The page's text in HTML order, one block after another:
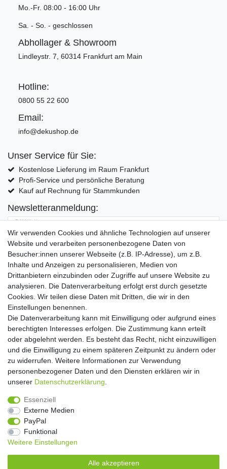
Mo.-Fr. 08:00 - 16:00 Uhr
Sa. - So. - geschlossen
Abhollager & Showroom
Lindleystr. 7, 60314 Frankfurt am Main
Hotline:
0800 55 22 600
Email:
info@dekushop.de
Unser Service für Sie:
Kostenlose Lieferung im Raum Frankfurt
Profi-Service und persönliche Beratung
Kauf auf Rechnung für Stammkunden
Newsletteranmeldung:
E-MAIL **
Hiermit bestätige ich, dass ich die Daten­schutz­erklärung
Einwilligung kann ich jederzeit widerrufen.**
Abonnieren
** Hierbei handelt es sich um ein Pflichtfeld.
Widerrufs­recht Widerrufs­formular Impressum
Daten­schutz­erklärung AGB Kontakt
Wir verwenden Cookies und ähnliche Technologien auf unserer
Website und verarbeiten personenbezogene Daten von
Besucher:innen unserer Webseite (z.B. IP-Adresse), um z.B.
Inhalte und Anzeigen zu personalisieren, Medien von
Drittanbietern einzubinden oder Zugriffe auf unsere Website zu
analysieren. Die Datenverarbeitung erfolgt erst durch gesetzte
Cookies. Wir teilen diese Daten mit Dritten, die wir in den
Einstellungen benennen.
Die Datenverarbeitung kann mit Einwilligung oder aufgrund eines
berechtigten Interesses erfolgen. Die Zustimmung kann erteilt
oder abgelehnt werden. Es besteht das Recht, nicht einzuwilligen
und die Einwilligung zu einem späteren Zeitpunkt zu ändern oder
zu widerrufen. Weitere Informationen zur Verwendung
personenbezogener Daten und den Diensten erklären wir in
unserer Daten­schutz­erklärung
Essenziell
Externe Medien
PayPal
Funktional
Weitere Einstellungen
Alle akzeptieren
Copyright 2016 | Dekushop.de | Alle Rechte vorbehalten. |
Angebote gelten nur für Industrie, Handel, Handwerk und
Widerrufs­recht